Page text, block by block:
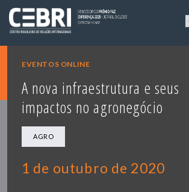
EVENTOS ONLINE
A nova infraestrutura e seus
impactos no agronegócio
AGRO
1 de outubro de 2020